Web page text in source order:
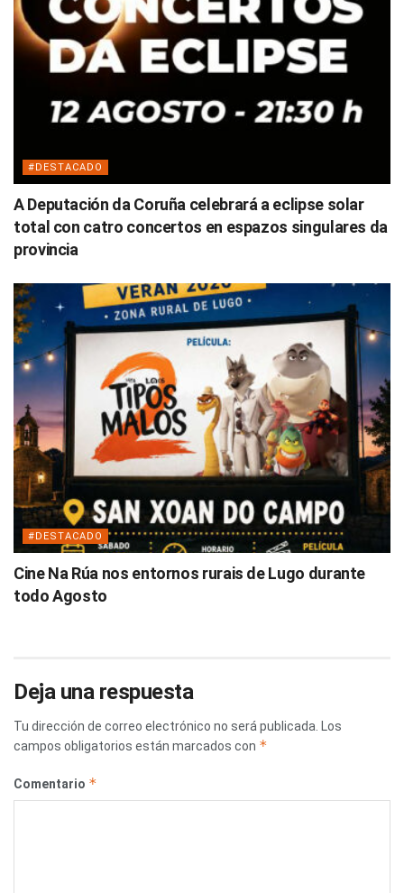
#DESTACADO
A Deputación da Coruña celebrará a eclipse solar
total con catro concertos en espazos singulares da
provincia
#DESTACADO
Cine Na Rúa nos entornos rurais de Lugo durante
todo Agosto
Deja una respuesta
Tu dirección de correo electrónico no será publicada.
Los
campos obligatorios están marcados con *
Comentario *